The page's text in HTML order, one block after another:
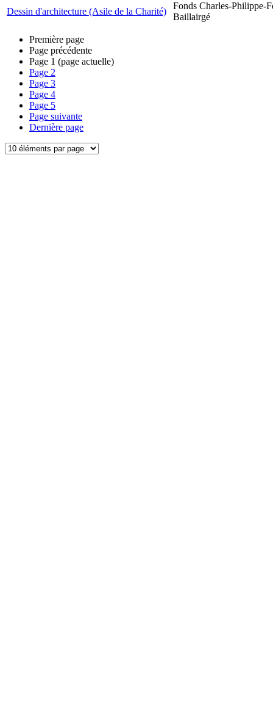
Dessin d'architecture (Asile de la Charité)
Fonds Charles-Philippe-
Baillairgé
Première page
Page précédente
Page 1 (page actuelle)
Page 2
Page 3
Page 4
Page 5
Page suivante
Dernière page